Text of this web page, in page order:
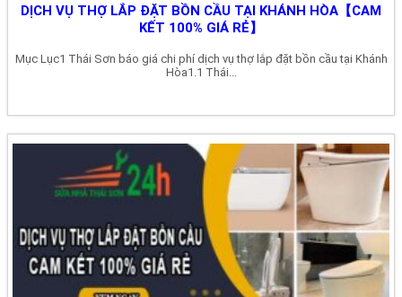
DỊCH VỤ THỢ LẮP ĐẶT BỒN CẦU TẠI KHÁNH HÒA【CAM
KẾT 100% GIÁ RẺ】
Mục Lục1 Thái Sơn báo giá chi phí dịch vụ thợ lắp đặt bồn cầu tại Khánh
Hòa1.1 Thái...